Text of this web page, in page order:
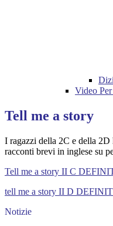
Video
Tell me a story
I ragazzi della 2C e della 2D
racconti brevi in inglese su
Tell me a story II C
tell me a story II D
Notizie